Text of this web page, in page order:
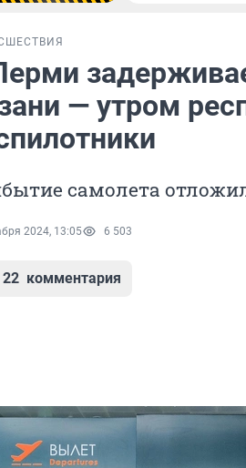
— утром
самолета
2024, 13:05 6 503
22 комментария